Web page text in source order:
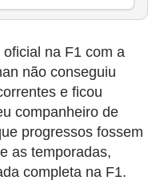
na F1 com a
não conseguiu
e ficou
companheiro de
progressos fossem
as temporadas,
completa na F1.